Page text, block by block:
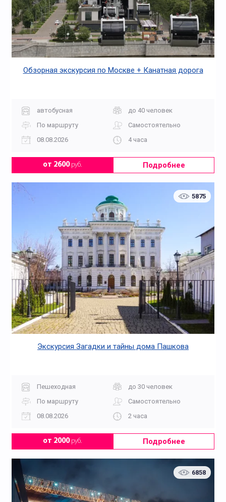
Обзорная экскурсия по Москве + Канатная дорога
автобусная
до 40 человек
По маршруту
Самостоятельно
08.08.2026
4 часа
от 2600руб. Подробнее
5875
Экскурсия Загадки и тайны дома Пашкова
Пешеходная
до 30 человек
По маршруту
Самостоятельно
08.08.2026
2 часа
от 2000руб. Подробнее
6858